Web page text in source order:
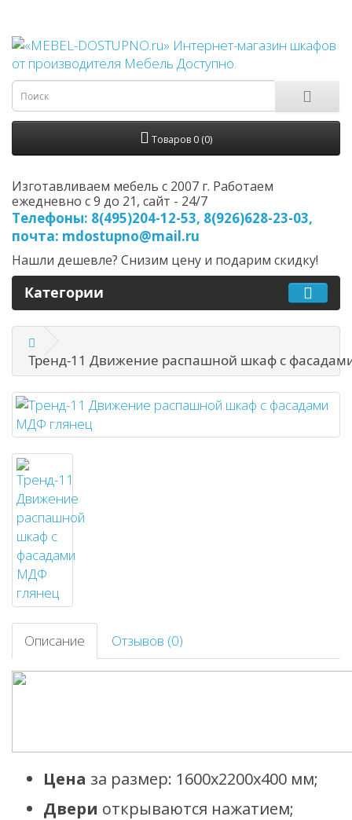
Товаров 0 (0)
Изготавливаем мебель с 2007 г. Работаем
ежедневно с 9 до 21, cайт - 24/7
Телефоны: 8(495)204-12-53, 8(926)628-23-03,
почта: mdostupno@mail.ru
Нашли дешевле? Снизим цену и подарим скидку!
Категории
Тренд-11 Движение распашной шкаф с
Описание Отзывов (0)
Цена за размер: 1600х2200х400 мм;
Двери открываются нажатием;